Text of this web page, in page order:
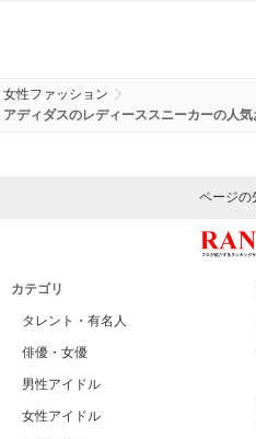
女性ファッション
アディダスのレディーススニーカーの人
ページの
カテゴリ
タレント・有名人
俳優・女優
男性アイドル
女性アイドル